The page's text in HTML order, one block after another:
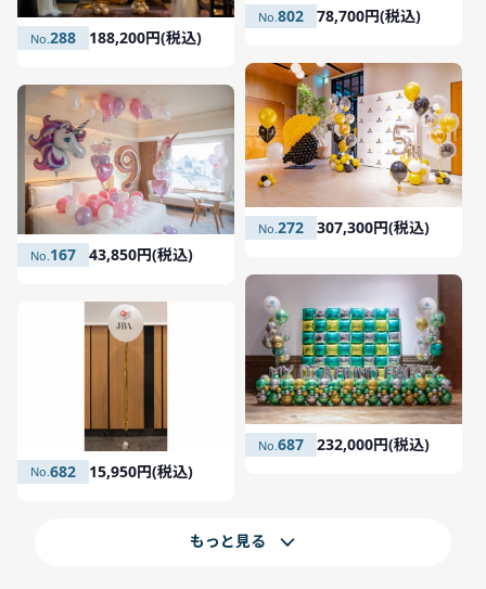
802
78,700円(税込)
288
188,200円(税込)
272
307,300円(税込)
167
43,850円(税込)
687
232,000円(税込)
682
15,950円(税込)
もっと見る